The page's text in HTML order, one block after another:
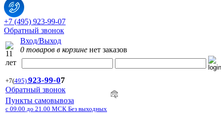
+7 (495) 923-99-07
Обратный звонок
Вход/Выход
0 товаров в корзине нет заказов
+7(495) 923-99-07
Обратный звонок
Пункты самовывоза
с 09.00 до 21.00 МСК Без выходных